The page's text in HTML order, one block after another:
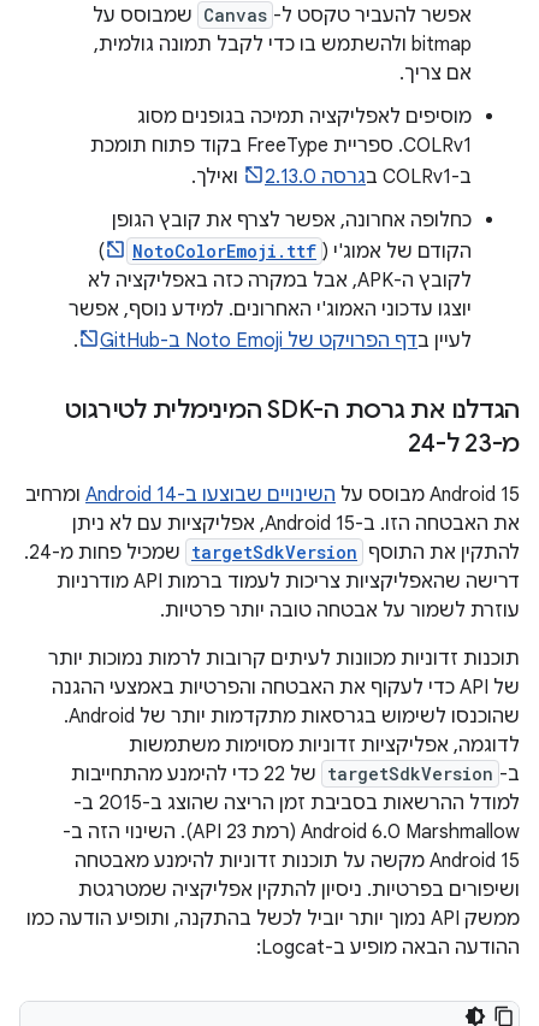
אפשר להעביר טקסט ל- Canvas שמבוסס על
bitmap ולהשתמש בו כדי לקבל תמונה גולמית,
אם צריך.
מוסיפים לאפליקציה תמיכה בגופנים מסוג
COLRv1. ספריית FreeType בקוד פתוח תומכת
ב-COLRv1 ב
גרסה 2.13.0
ואילך.
כחלופה אחרונה, אפשר לצרף את קובץ הגופן
הקודם של אמוג'י ( NotoColorEmoji.ttf
)
לקובץ ה-APK, אבל במקרה כזה באפליקציה לא
יוצגו עדכוני האמוג'י האחרונים. למידע נוסף, אפשר
לעיין בדף הפרויקט של Noto Emoji ב-GitHub .
הגדלנו את גרסת ה-SDK המינימלית לטירגוט
מ-23 ל-24
Android 15 מבוסס על השינויים שבוצעו ב-Android 14
ומרחיב
את האבטחה הזו. ב-Android 15, אפליקציות עם לא ניתן
להתקין את התוסף targetSdkVersion
שמכיל פחות מ-24.
דרישה שהאפליקציות צריכות לעמוד ברמות API מודרניות
עוזרת לשמור על אבטחה טובה יותר פרטיות.
תוכנות זדוניות מכוונות לעיתים קרובות לרמות נמוכות יותר
של API כדי לעקוף את האבטחה והפרטיות באמצעי ההגנה
שהוכנסו לשימוש בגרסאות מתקדמות יותר של Android.
לדוגמה, אפליקציות זדוניות מסוימות משתמשות
ב- targetSdkVersion
של 22 כדי להימנע מהתחייבות
למודל ההרשאות בסביבת זמן הריצה שהוצג ב-2015 ב-
Android 6.0 Marshmallow (רמת API 23). השינוי הזה ב-
Android 15 מקשה על תוכנות זדוניות להימנע מאבטחה
ושיפורים בפרטיות. ניסיון להתקין אפליקציה שמטרגטת
ממשק API נמוך יותר יוביל לכשל בהתקנה, ותופיע הודעה כמו
ההודעה הבאה מופיע ב-Logcat: